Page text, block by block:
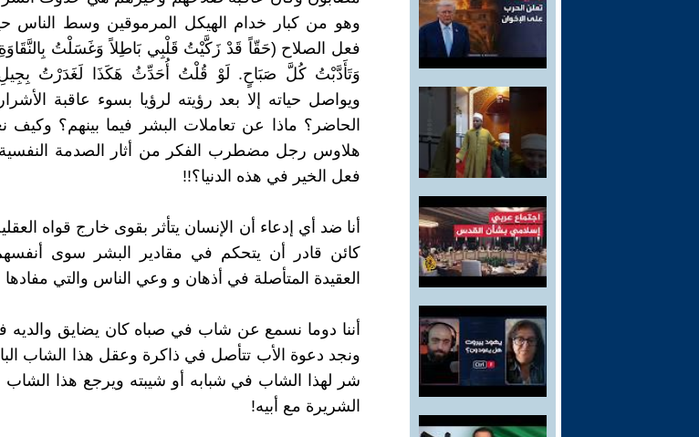
وهو من كبار خدام الهيكل المرموقين وسط الناس
فعل الصلاح (حَقّاً قَدْ زَكَّيْتُ قَلْبِي بَاطِلاً وَغَسَلْتُ
وَتَأَدَّبْتُ كُلَّ صَبَاحٍ. لَوْ قُلْتُ أُحَدِّثُ هَكَذَا لَغَدَرْتُ
ويواصل حياته إلا بعد رؤيته لرؤيا بسوء عاقبة
الحاضر؟ ماذا عن تعاملات البشر فيما بينهم؟ وكيف
هلاوس رجل مضطرب الفكر من أثار الصدمة النفسية
فعل الخير في هذه الدنيا؟!!
أنا ضد أي إدعاء أن الإنسان يتأثر بقوى خارج قواه
كائن قادر أن يتحكم في مقادير البشر سوى
العقيدة المتأصلة في أذهان و وعي الناس والتي
أننا دوما نسمع عن شاب في صباه كان يضايق والديه
ونجد دعوة الأب تتأصل في ذاكرة وعقل هذا الشاب
شر لهذا الشاب في شبابه أو شيبته ويرجع هذا الشاب
الشريرة مع أبيه!